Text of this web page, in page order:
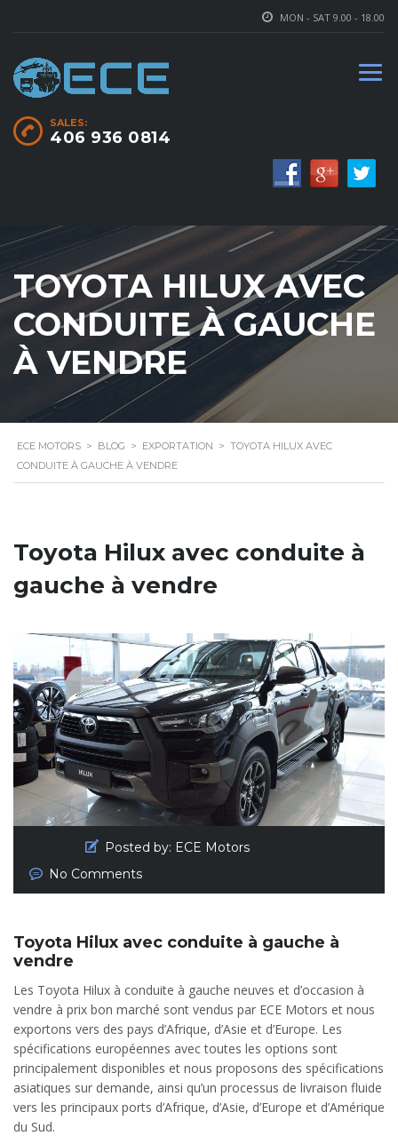
MON - SAT 9.00 - 18.00
SALES:
406 936 0814
TOYOTA HILUX AVEC
CONDUITE À GAUCHE
À VENDRE
ECE MOTORS > BLOG > EXPORTATION > TOYOTA HILUX AVEC
CONDUITE À GAUCHE À VENDRE
Toyota Hilux avec conduite à
gauche à vendre
Posted by: ECE Motors
No Comments
Toyota Hilux avec conduite à gauche à
vendre
Les Toyota Hilux à conduite à gauche neuves et d’occasion à
vendre à prix bon marché sont vendus par ECE Motors et nous
exportons vers des pays d’Afrique, d’Asie et d’Europe. Les
spécifications européennes avec toutes les options sont
principalement disponibles et nous proposons des spécifications
asiatiques sur demande, ainsi qu’un processus de livraison fluide
vers les principaux ports d’Afrique, d’Asie, d’Europe et d’Amérique
du Sud.